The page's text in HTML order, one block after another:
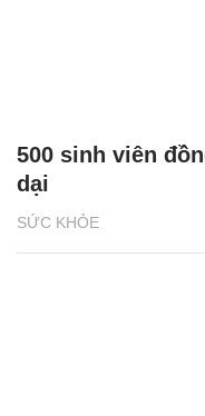
SỨC KHỎE
500 sinh viên
dại